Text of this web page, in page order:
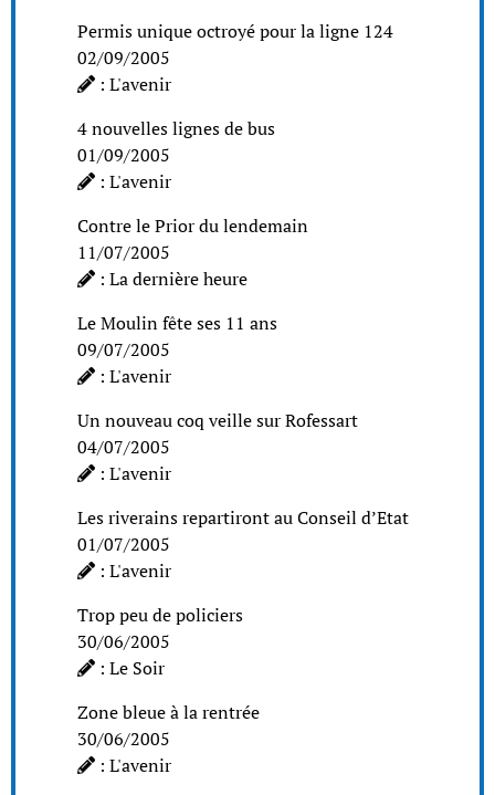
Permis unique octroyé pour la ligne 124
02/09/2005
: L'avenir
4 nouvelles lignes de bus
01/09/2005
: L'avenir
Contre le Prior du lendemain
11/07/2005
: La dernière heure
Le Moulin fête ses 11 ans
09/07/2005
: L'avenir
Un nouveau coq veille sur Rofessart
04/07/2005
: L'avenir
Les riverains repartiront au Conseil d’Etat
01/07/2005
: L'avenir
Trop peu de policiers
30/06/2005
: Le Soir
Zone bleue à la rentrée
30/06/2005
: L'avenir